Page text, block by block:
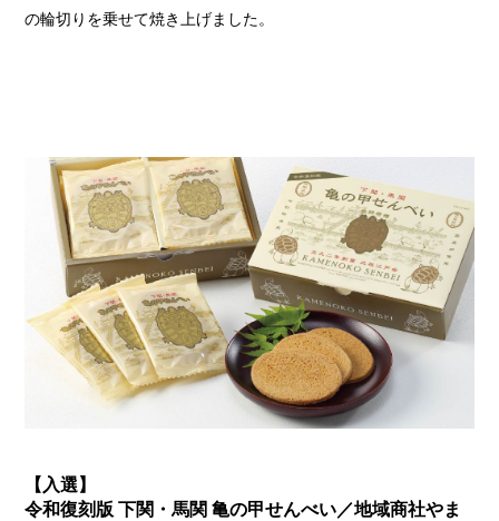
の輪切りを乗せて焼き上げました。
【入選】
令和復刻版 下関・馬関 亀の甲せんべい／地域商社やま